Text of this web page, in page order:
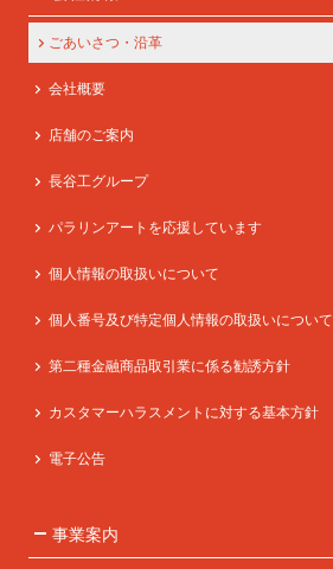
ごあいさつ・沿革
会社概要
店舗のご案内
長谷工グループ
パラリンアートを応援しています
個人情報の取扱いについて
個人番号及び特定個人情報の取扱いについて
第二種金融商品取引業に係る勧誘方針
カスタマーハラスメントに対する基本方針
電子公告
事業案内